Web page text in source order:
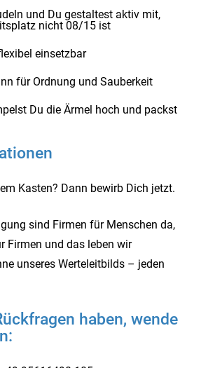
und Du gestaltest aktiv mit,
nicht 08/15 ist
einsetzbar
für Ordnung und Sauberkeit
Du die Ärmel hoch und packst
Kasten? Dann bewirb Dich jetzt.
sind Firmen für Menschen da,
Firmen und das leben wir
unseres Werteleitbilds – jeden
haben, wende